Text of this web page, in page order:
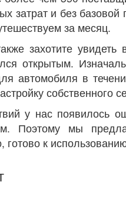
затрат и без
за месяц.
захотите
открытым.
автомобиля в
собственного
у нас появилось
Поэтому мы
готово к